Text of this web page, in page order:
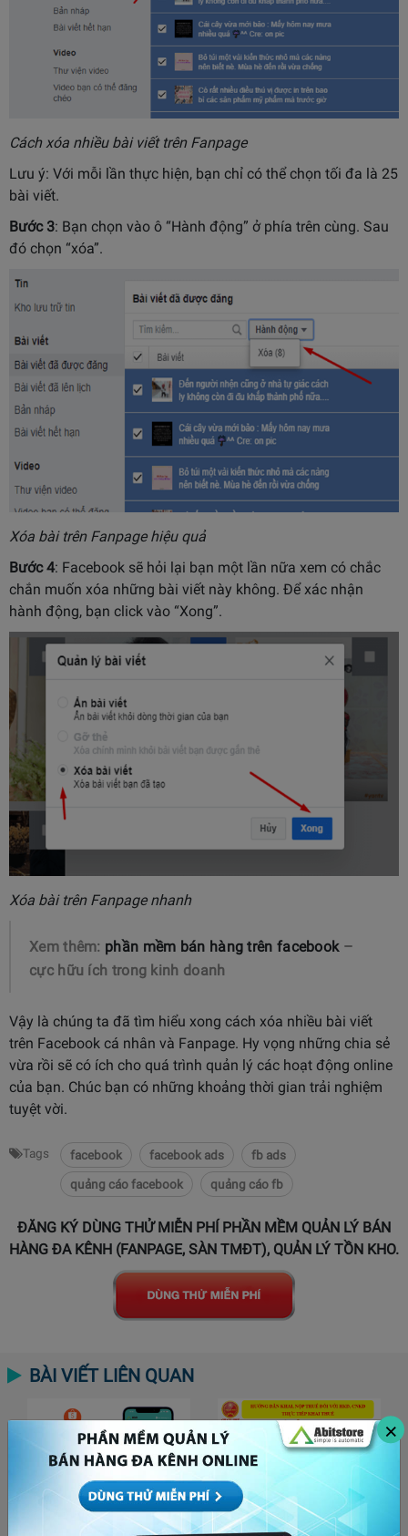
Cách xóa nhiều bài viết trên Fanpage
Lưu ý: Với mỗi lần thực hiện, bạn chỉ có thể chọn tối đa là 25
bài viết.
Bước 3: Bạn chọn vào ô “Hành động” ở phía trên cùng. Sau
đó chọn “xóa”.
Xóa bài trên Fanpage hiệu quả
Bước 4: Facebook sẽ hỏi lại bạn một lần nữa xem có chắc
chắn muốn xóa những bài viết này không. Để xác nhận
hành động, bạn click vào “Xong”.
Xóa bài trên Fanpage nhanh
Xem thêm: phần mềm bán hàng trên facebook–
cực hữu ích trong kinh doanh
Vậy là chúng ta đã tìm hiểu xong cách xóa nhiều bài viết
trên Facebook cá nhân và Fanpage. Hy vọng những chia sẻ
vừa rồi sẽ có ích cho quá trình quản lý các hoạt động online
của bạn. Chúc bạn có những khoảng thời gian trải nghiệm
tuyệt vời.
Tags facebook facebook ads
fb ads
quảng cáo facebook
quảng cáo fb
ĐĂNG KÝ DÙNG THỬ MIỄN PHÍ PHẦN MỀM QUẢN LÝ BÁN
HÀNG ĐA KÊNH (FANPAGE, SÀN TMĐT), QUẢN LÝ TỒN KHO.
×
BÀI VIẾT LIÊN QUAN